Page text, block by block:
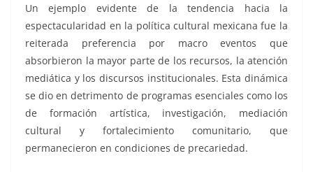
Un ejemplo evidente de la tendencia hacia la
espectacularidad en la política cultural mexicana fue la
reiterada preferencia por macro eventos que
absorbieron la mayor parte de los recursos, la atención
mediática y los discursos institucionales. Esta dinámica
se dio en detrimento de programas esenciales como los
de formación artística, investigación, mediación
cultural y fortalecimiento comunitario, que
permanecieron en condiciones de precariedad.